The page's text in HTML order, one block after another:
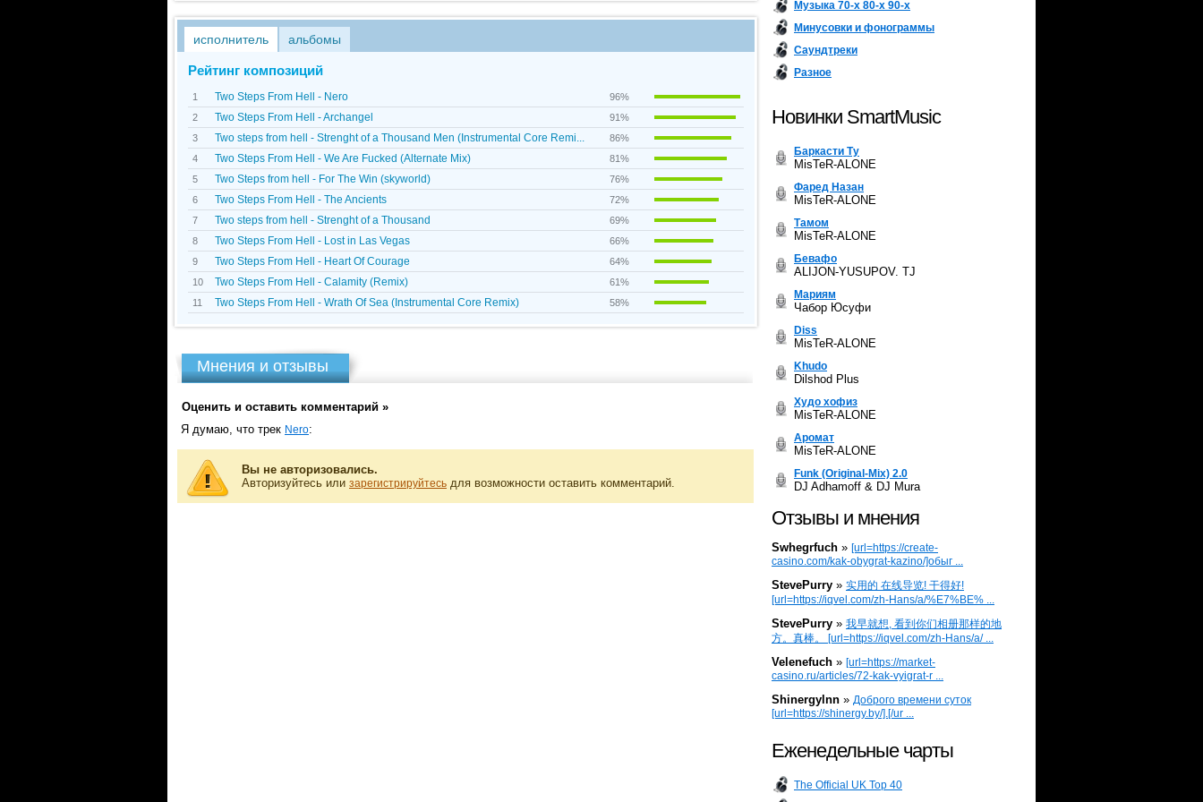
исполнитель альбомы
Рейтинг композиций
1 Two Steps From Hell - Nero
96%
2
Two Steps From Hell - Archangel
91%
3
Two steps from hell - Strenght of a Thousand Men (Instrumental Core Remi...
86%
4
Two Steps From Hell - We Are Fucked (Alternate Mix)
81%
5
Two Steps from hell - For The Win (skyworld)
76%
6
Two Steps From Hell - The Ancients
72%
7
Two steps from hell - Strenght of a Thousand
69%
8
Two Steps From Hell - Lost in Las Vegas
66%
9
Two Steps From Hell - Heart Of Courage
64%
10
Two Steps From Hell - Calamity (Remix)
61%
11
Two Steps From Hell - Wrath Of Sea (Instrumental Core Remix) 58%
Мнения и отзывы
Оценить и оставить комментарий »
Я думаю, что трек Nero:
Вы не авторизовались.
Авторизуйтесь или зарегистрируйтесь для возможности оставить комментарий.
Музыка 70-х 80-х 90-х
Минусовки и фонограммы
Саундтреки
Разное
Новинки SmartMusic
Баркасти Ту
MisTeR-ALONE
Фаред Назан
MisTeR-ALONE
Тамом
MisTeR-ALONE
Бевафо
ALIJON-YUSUPOV. TJ
Мариям
Чабор Юсуфи
Diss
MisTeR-ALONE
Khudo
Dilshod Plus
Худо хофиз
MisTeR-ALONE
Аромат
MisTeR-ALONE
Funk (Original-Mix) 2.0
DJ Adhamoff & DJ Mura
Отзывы и мнения
Swhegrfuch » [url=https://create-
casino.com/kak-obygrat-kazino/]обыг ...
StevePurry » 实用的 在线导览! 干得好!
[url=https://iqvel.com/zh-Hans/a/%E7%BE% ...
StevePurry » 我早就想, 看到你们相册那样的地
方。真棒。 [url=https://iqvel.com/zh-Hans/a/ ...
Velenefuch » [url=https://market-
casino.ru/articles/72-kak-vyigrat-r ...
Shinergylnn » Доброго времени суток
[url=https://shinergy.by/].[/ur ...
Еженедельные чарты
The Official UK Top 40